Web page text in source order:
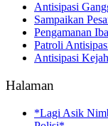
Antisipasi
Sampaikan
Pengamanan
Patroli
Antisipasi
Halaman
*Lagi Asik